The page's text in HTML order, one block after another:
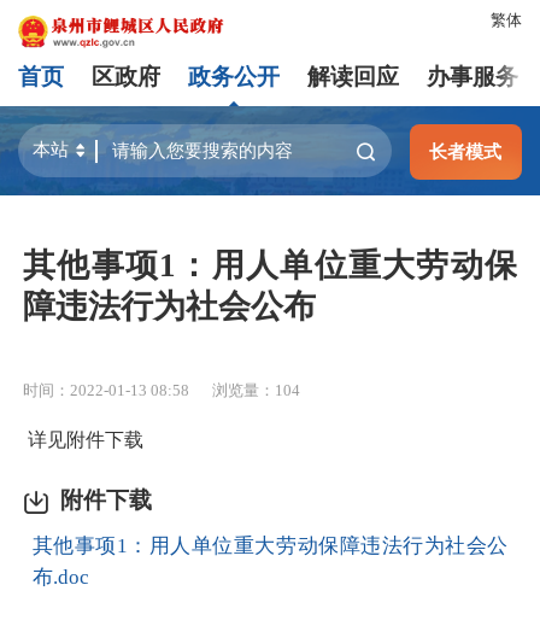
繁体
首页 区政府 政务公开 解读回应 办事服务
长者模式
其他事项1：用人单位重大劳动保
障违法行为社会公布
时间：2022-01-13 08:58 浏览量： 104
详见附件下载
附件下载
其他事项1：用人单位重大劳动保障违法行为社会公
布.doc